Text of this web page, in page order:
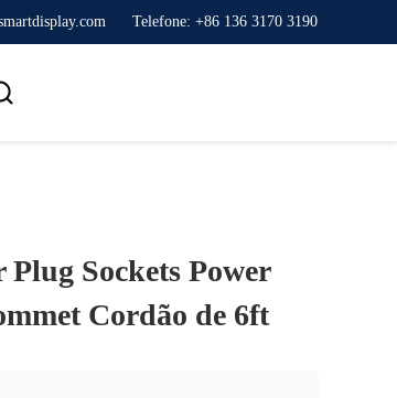
Telefone: +86 136 3170 3190
Sockets Power
Cordão de 6ft